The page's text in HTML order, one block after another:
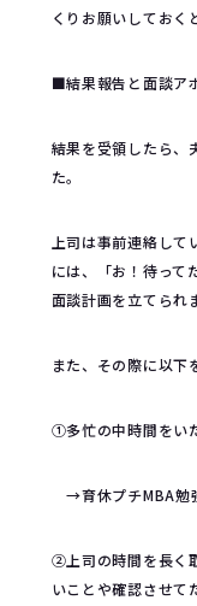
くりお願いしておく
■結果報告と面談ア
結果を受領したら、
た。
上司は事前連絡し
には、「お！待って
面談計画を立てられ
また、その際に以下
①多忙の中時間をい
→育休プチMBA勉
②上司の時間を長く
いことや確認させて